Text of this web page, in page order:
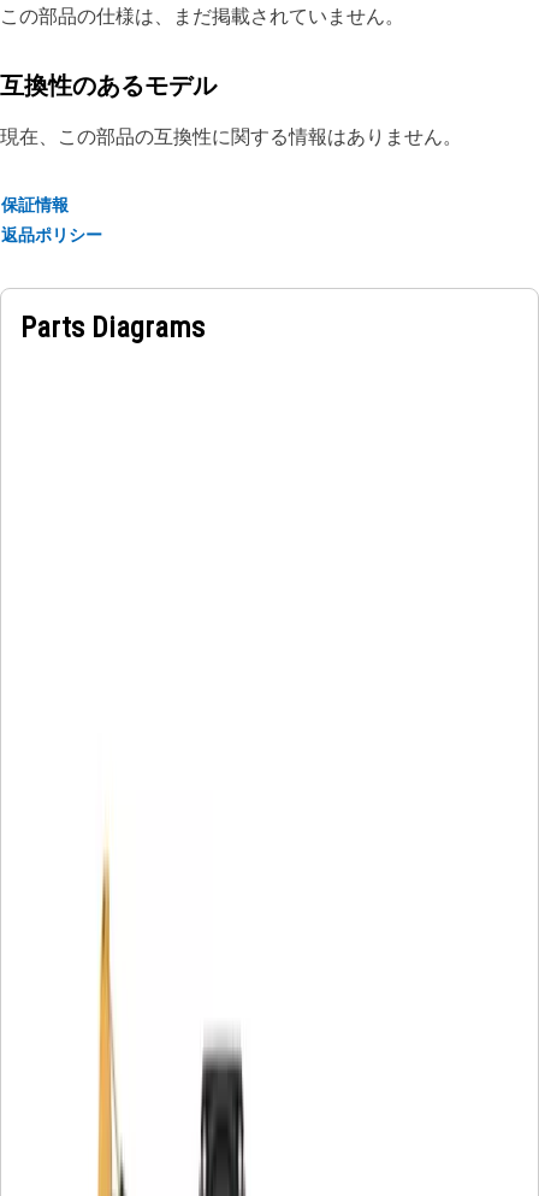
この部品の仕様は、まだ掲載されていません。
互換性のあるモデル
現在、この部品の互換性に関する情報はありません。
保証情報
返品ポリシー
Parts Diagrams